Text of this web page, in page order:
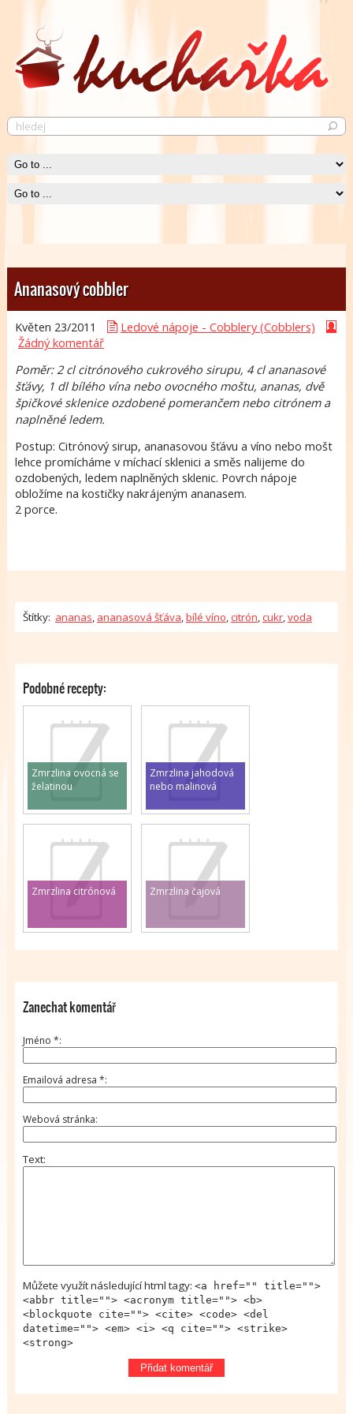
Pečené kuře
Krásně křupavé pečené kuře neurazí snád žádného jedlíka.
Ananasový cobbler
Květen 23/2011
Ledové nápoje - Cobblery (Cobblers)
Žádný komentář
Poměr: 2 cl citrónového cukrového sirupu, 4 cl ananasové
šťávy, 1 dl bílého vína nebo ovocného moštu, ananas, dvě
špičkové sklenice ozdobené pomerančem nebo citrónem a
naplněné ledem.
Postup: Citrónový sirup, ananasovou šťávu a víno nebo mošt
lehce promícháme v míchací sklenici a směs nalijeme do
ozdobených, ledem naplněných sklenic. Povrch nápoje
obložíme na kostičky nakrájeným ananasem.
2 porce.
Štítky: ananas, ananasová šťáva,bílé víno,citrón,cukr,voda
Podobné recepty:
Zmrzlina ovocná se
želatinou
Zmrzlina jahodová
nebo malinová
Zmrzlina citrónová Zmrzlina čajová
Zanechat komentář
Jméno *
Emailová adresa *
Webová stránka
Text
Můžete využít následující html tagy: <a href="" title="">
<abbr title=""> <acronym title=""> <b>
<blockquote cite=""> <cite> <code> <del
datetime=""> <em> <i> <q cite=""> <strike>
<strong>